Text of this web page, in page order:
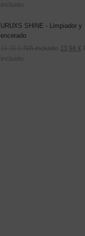
incluido
URUXS SHINE - Limpiador y
encerado
19,90 € IVA incluido 13,94 €
incluido